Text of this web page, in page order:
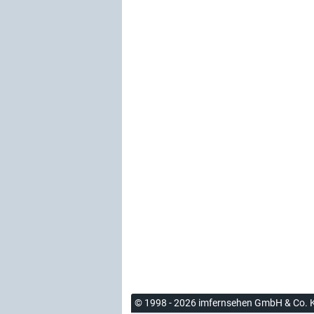
© 1998 - 2026 imfernsehen GmbH & Co.